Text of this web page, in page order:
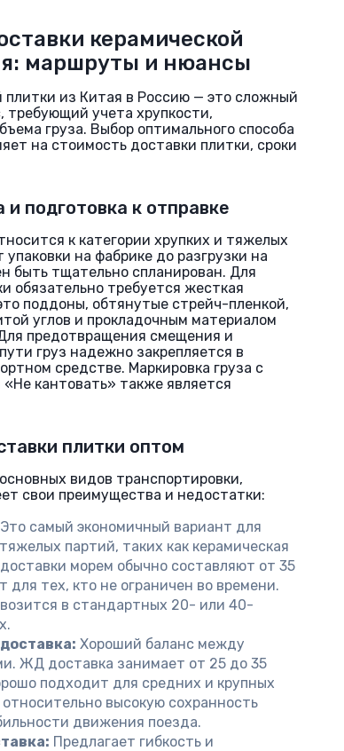
керамической
маршруты и нюансы
плитки из Китая в Россию — это сложный
требующий учета хрупкости,
груза. Выбор оптимального способа
на стоимость доставки плитки, сроки
и подготовка к отправке
к категории хрупких и тяжелых
на фабрике до разгрузки на
быть тщательно спланирован. Для
обязательно требуется жесткая
поддоны, обтянутые стрейч-пленкой,
углов и прокладочным материалом
предотвращения смещения и
груз надежно закрепляется в
средстве. Маркировка груза с
кантовать» также является
плитки оптом
видов транспортировки,
свои преимущества и недостатки:
Это самый экономичный вариант для
партий, таких как керамическая
морем обычно составляют от 35
тех, кто не ограничен во времени.
в стандартных 20- или 40-
Хороший баланс между
ЖД доставка занимает от 25 до 35
подходит для средних и крупных
высокую сохранность
движения поезда.
Предлагает гибкость и